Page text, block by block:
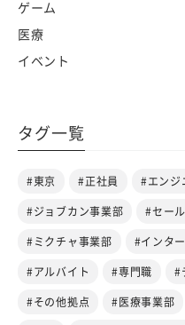
ゲーム
医療
イベント
タグ一覧
#東京 #正社員 #エンジ
#ジョブカン事業部 #セー
#ミクチャ事業部 #インタ
#アルバイト #専門職 #
#その他拠点 #医療事業部